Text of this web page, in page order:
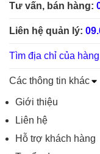
Tư vấn, bán hàng:
Liên hệ quản lý:
Tìm địa chỉ của
Các thông tin khác
Giới thiệu
Liên hệ
Hỗ trợ khách hàng